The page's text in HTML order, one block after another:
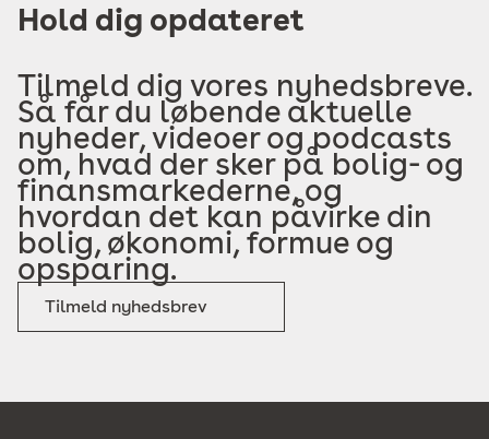
Hold dig opdateret
Tilmeld dig vores nyhedsbreve.
Så får du løbende aktuelle
nyheder, videoer og podcasts
om, hvad der sker på bolig- og
finansmarkederne, og
hvordan det kan påvirke din
bolig, økonomi, formue og
opsparing.
Tilmeld nyhedsbrev